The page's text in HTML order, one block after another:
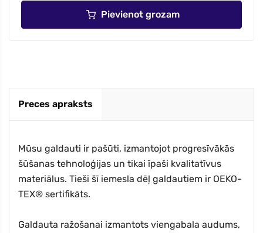
Pievienot grozam
Preces apraksts
Mūsu galdauti ir pašūti, izmantojot progresīvākās
šūšanas tehnoloģijas un tikai īpaši kvalitatīvus
materiālus. Tieši šī iemesla dēļ galdautiem ir OEKO-
TEX® sertifikāts.
Galdauta ražošanai izmantots viengabala audums,